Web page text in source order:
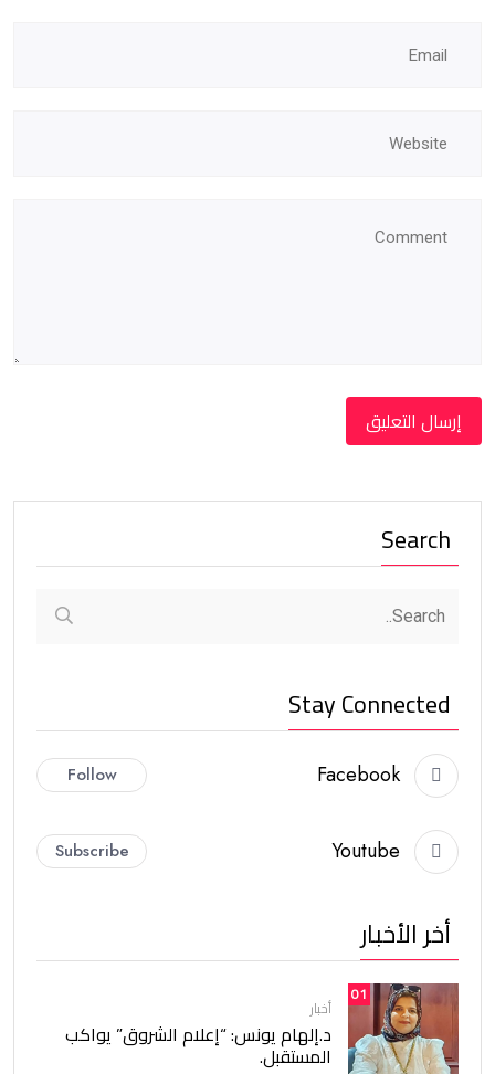
Search
Stay Connected
Facebook
Follow
Youtube
Subscribe
أخر الأخبار
01
أخبار
د.إلهام يونس: “إعلام الشروق” يواكب
المستقبل.